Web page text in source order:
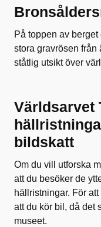
På toppen av
stora gravrösen från
ståtlig utsikt över
Världsarvet
bildskatt
Om du vill utforska
att du besöker de
hällristningar. För
att du kör bil, då det
museet.